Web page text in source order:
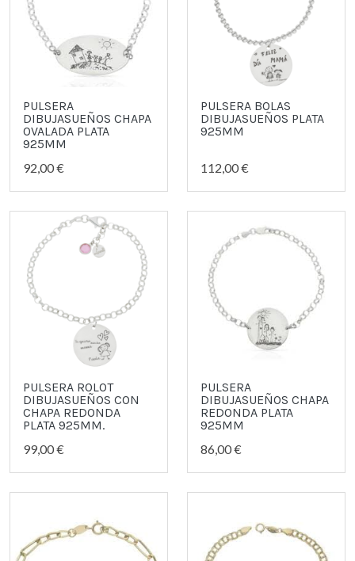
PULSERA
DIBUJASUEÑOS CHAPA
OVALADA PLATA
925MM
92,00 €
PULSERA BOLAS
DIBUJASUEÑOS PLATA
925MM
112,00 €
PULSERA ROLOT
DIBUJASUEÑOS CON
CHAPA REDONDA
PLATA 925MM.
99,00 €
PULSERA
DIBUJASUEÑOS CHAPA
REDONDA PLATA
925MM
86,00 €